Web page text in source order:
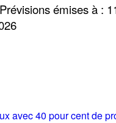
Prévisions émises à :
avec 40 pour cent de